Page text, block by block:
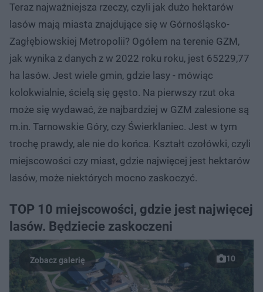
Teraz najważniejsza rzeczy, czyli jak dużo hektarów
lasów mają miasta znajdujące się w Górnośląsko-
Zagłębiowskiej Metropolii? Ogółem na terenie GZM,
jak wynika z danych z w 2022 roku roku, jest 65229,77
ha lasów. Jest wiele gmin, gdzie lasy - mówiąc
kolokwialnie, ścielą się gęsto. Na pierwszy rzut oka
może się wydawać, że najbardziej w GZM zalesione są
m.in. Tarnowskie Góry, czy Świerklaniec. Jest w tym
trochę prawdy, ale nie do końca. Kształt czołówki, czyli
miejscowości czy miast, gdzie najwięcej jest hektarów
lasów, może niektórych mocno zaskoczyć.
TOP 10 miejscowości, gdzie jest najwięcej
lasów. Będziecie zaskoczeni
10